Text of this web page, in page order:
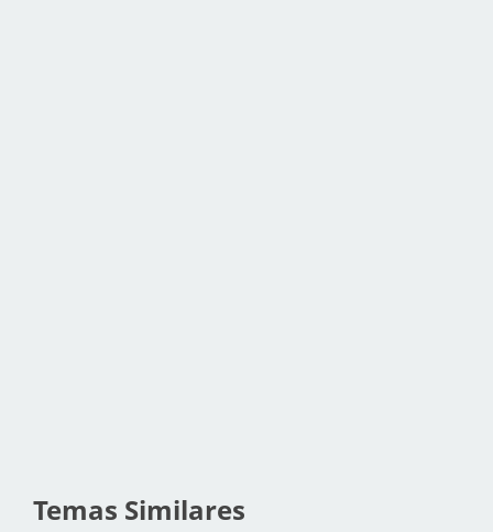
Temas Similares